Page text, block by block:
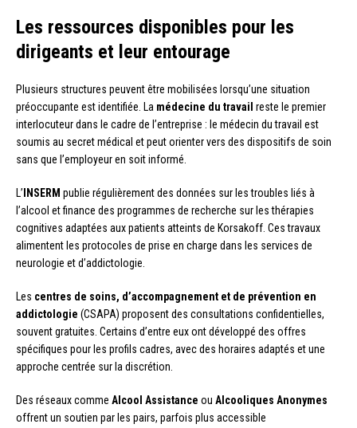
Les ressources disponibles pour les
dirigeants et leur entourage
Plusieurs structures peuvent être mobilisées lorsqu’une situation
préoccupante est identifiée. La médecine du travail reste le premier
interlocuteur dans le cadre de l’entreprise : le médecin du travail est
soumis au secret médical et peut orienter vers des dispositifs de soin
sans que l’employeur en soit informé.
L’ INSERM publie régulièrement des données sur les troubles liés à
l’alcool et finance des programmes de recherche sur les thérapies
cognitives adaptées aux patients atteints de Korsakoff. Ces travaux
alimentent les protocoles de prise en charge dans les services de
neurologie et d’addictologie.
Les centres de soins, d’accompagnement et de prévention en
addictologie (CSAPA) proposent des consultations confidentielles,
souvent gratuites. Certains d’entre eux ont développé des offres
spécifiques pour les profils cadres, avec des horaires adaptés et une
approche centrée sur la discrétion.
Des réseaux comme Alcool Assistance ou Alcooliques Anonymes
offrent un soutien par les pairs, parfois plus accessible